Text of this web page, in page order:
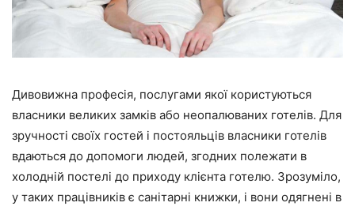
Дивовижна професія, послугами якої користуються
власники великих замків або неопалюваних готелів. Для
зручності своїх гостей і постояльців власники готелів
вдаються до допомоги людей, згодних полежати в
холодній постелі до приходу клієнта готелю. Зрозуміло,
у таких працівників є санітарні книжки, і вони одягнені в